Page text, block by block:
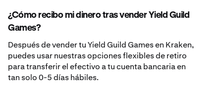
¿Cómo recibo mi dinero tras vender Yield Guild
Games?
Después de vender tu Yield Guild Games en Kraken,
puedes usar nuestras opciones flexibles de retiro
para transferir el efectivo a tu cuenta bancaria en
tan solo 0-5 días hábiles.